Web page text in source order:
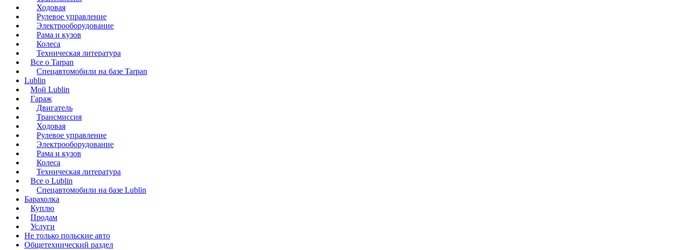
Ходовая
Рулевое управление
Электрооборудование
Рама и кузов
Колеса
Техническая литература
Все о Tarpan
Спецавтомобили на базе Tarpan
Lublin
Мой Lublin
Гараж
Двигатель
Трансмиссия
Ходовая
Рулевое управление
Электрооборудование
Рама и кузов
Колеса
Техническая литература
Все о Lublin
Спецавтомобили на базе Lublin
Барахолка
Куплю
Продам
Услуги
Не только польские авто
Общетехнический раздел